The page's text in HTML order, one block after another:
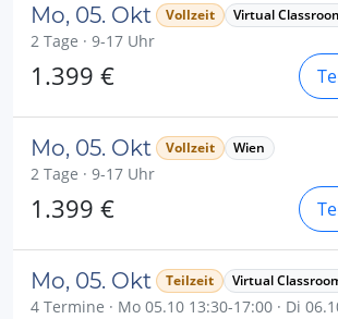
Mo, 05. Okt Vollzeit Virtual
2 Tage · 9-17 Uhr
1.399 €
Mo, 05. Okt Vollzeit Wien
2 Tage · 9-17 Uhr
1.399 €
Mo, 05. Okt Teilzeit Virtual
4 Termine · Mo 05.10 13:30-17:00 · Di